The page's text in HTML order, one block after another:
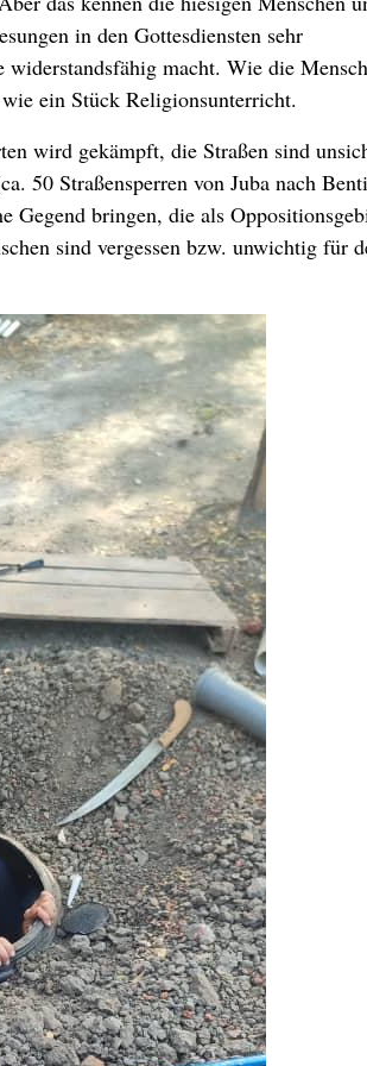
in den Gottesdiensten sehr
macht. Wie die
ein Stück Religionsunterricht.
wird gekämpft, die Straßen sind
50 Straßensperren von Juba nach
Gegend bringen, die als
sind vergessen bzw. unwichtig für
gebauten Wassertank.
Freude, wieder im Herzen Afrikas zu
Gebet begleitet erfahre.
reichen Segen.
mit Menschen am Rande